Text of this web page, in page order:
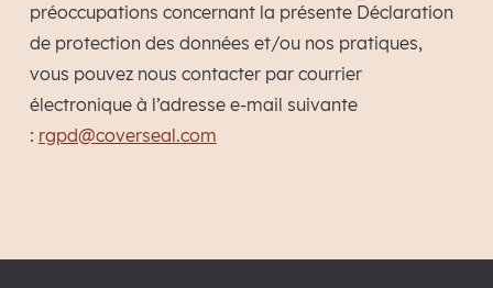
préoccupations concernant la présente Déclaration
de protection des données et/ou nos pratiques,
vous pouvez nous contacter par courrier
électronique à l’adresse e-mail suivante
: rgpd@coverseal.com